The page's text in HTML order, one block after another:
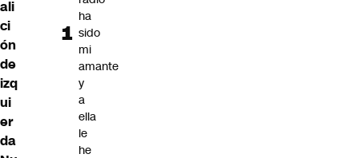
ali
ci
ón
de
izq
ui
er
da
ha
sido
mi
amante
y
a
ella
le
he